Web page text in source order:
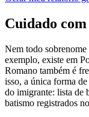
Cuidado com
Nem todo
exemplo, existe em
Romano também é
isso, a única forma
do imigrante: lista de
batismo registrados